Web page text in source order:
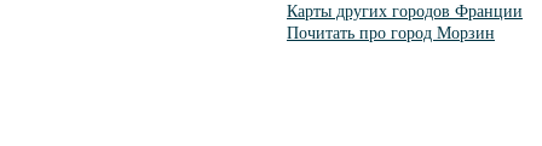
Карты других городов Франции
Почитать про город Морзин